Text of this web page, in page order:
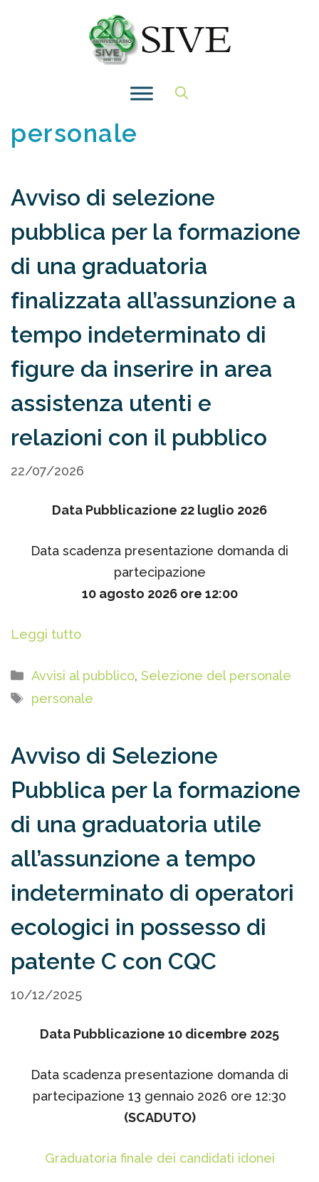
personale
Avviso di selezione
pubblica per la formazione
di una graduatoria
finalizzata all’assunzione a
tempo indeterminato di
figure da inserire in area
assistenza utenti e
relazioni con il pubblico
22/07/2026
Data Pubblicazione 22 luglio 2026
Data scadenza presentazione domanda di
partecipazione
10 agosto 2026 ore 12:00
Leggi tutto
Categorie
Avvisi al pubblico, Selezione del personale
Tag
personale
Avviso di Selezione
Pubblica per la formazione
di una graduatoria utile
all’assunzione a tempo
indeterminato di operatori
ecologici in possesso di
patente C con CQC
10/12/2025
Data Pubblicazione 10 dicembre 2025
Data scadenza presentazione domanda di
partecipazione 13 gennaio 2026 ore 12:30
(SCADUTO)
Graduatoria finale dei candidati idonei